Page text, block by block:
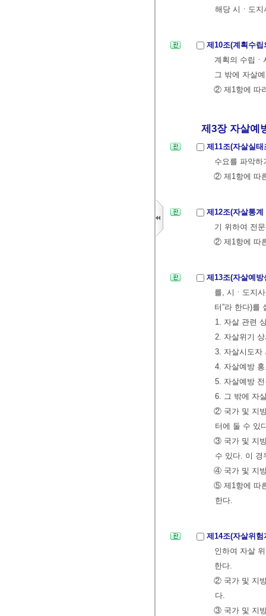
해당 시ㆍ도
제10조(계획수
계획의 수립ㆍ
그 밖에 자살
② 제1항에 따
제3장 자살예
제11조(자살실
수요를 파악
② 제1항에 따
제12조(자살통
기 위하여 전
② 제1항에 따
제13조(자살예
를, 시ㆍ도지
터”라 한다)를
1. 자살 관련
2. 자살위기
3. 자살시도자
4. 자살예방
5. 자살예방
6. 그 밖에 자
② 국가 및 지
터에 둘 수 있
③ 국가 및 지
수 있다. 이 경
④ 국가 및 지
⑤ 제1항에 따
한다.
제14조(자살위
인하여 자살
한다.
② 국가 및 지
다.
③ 국가 및 지